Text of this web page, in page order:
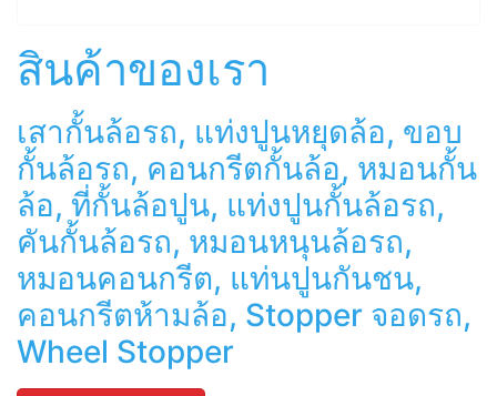
สินค้าของเรา
เสากั้นล้อรถ, แท่งปูนหยุดล้อ, ขอบ
กั้นล้อรถ, คอนกรีตกั้นล้อ, หมอนกั้น
ล้อ, ที่กั้นล้อปูน, แท่งปูนกั้นล้อรถ,
คันกั้นล้อรถ, หมอนหนุนล้อรถ,
หมอนคอนกรีต, แท่นปูนกันชน,
คอนกรีตห้ามล้อ, Stopper จอดรถ,
Wheel Stopper